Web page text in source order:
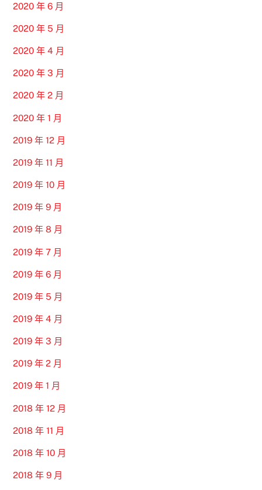
2020 年 6 月
2020 年 5 月
2020 年 4 月
2020 年 3 月
2020 年 2 月
2020 年 1 月
2019 年 12 月
2019 年 11 月
2019 年 10 月
2019 年 9 月
2019 年 8 月
2019 年 7 月
2019 年 6 月
2019 年 5 月
2019 年 4 月
2019 年 3 月
2019 年 2 月
2019 年 1 月
2018 年 12 月
2018 年 11 月
2018 年 10 月
2018 年 9 月